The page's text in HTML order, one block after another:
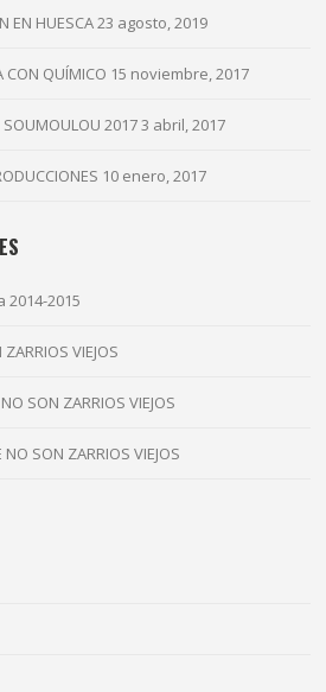
EN HUESCA 23 agosto, 2019
CON QUÍMICO 15 noviembre, 2017
SOUMOULOU 20173 abril, 2017
10 enero, 2017
2014-2015
VIEJOS
SON ZARRIOS VIEJOS
NO SON ZARRIOS VIEJOS